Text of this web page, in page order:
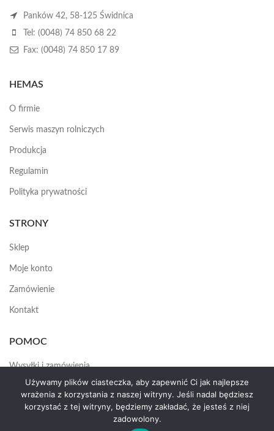
Panków 42, 58-125 Świdnica
Tel: (0048) 74 850 68 22
Fax: (0048) 74 850 17 89
HEMAS
O firmie
Serwis maszyn rolniczych
Produkcja
Regulamin
Polityka prywatności
STRONY
Sklep
Moje konto
Zamówienie
Kontakt
POMOC
Wysyłki i zamówienia
Jak założyć konto
Używamy plików ciasteczka, aby zapewnić Ci jak najlepsze
wrażenia z korzystania z naszej witryny. Jeśli nadal będziesz
korzystać z tej witryny, będziemy zakładać, że jesteś z niej
zadowolony.